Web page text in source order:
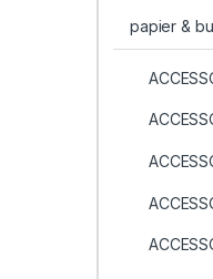
papier &